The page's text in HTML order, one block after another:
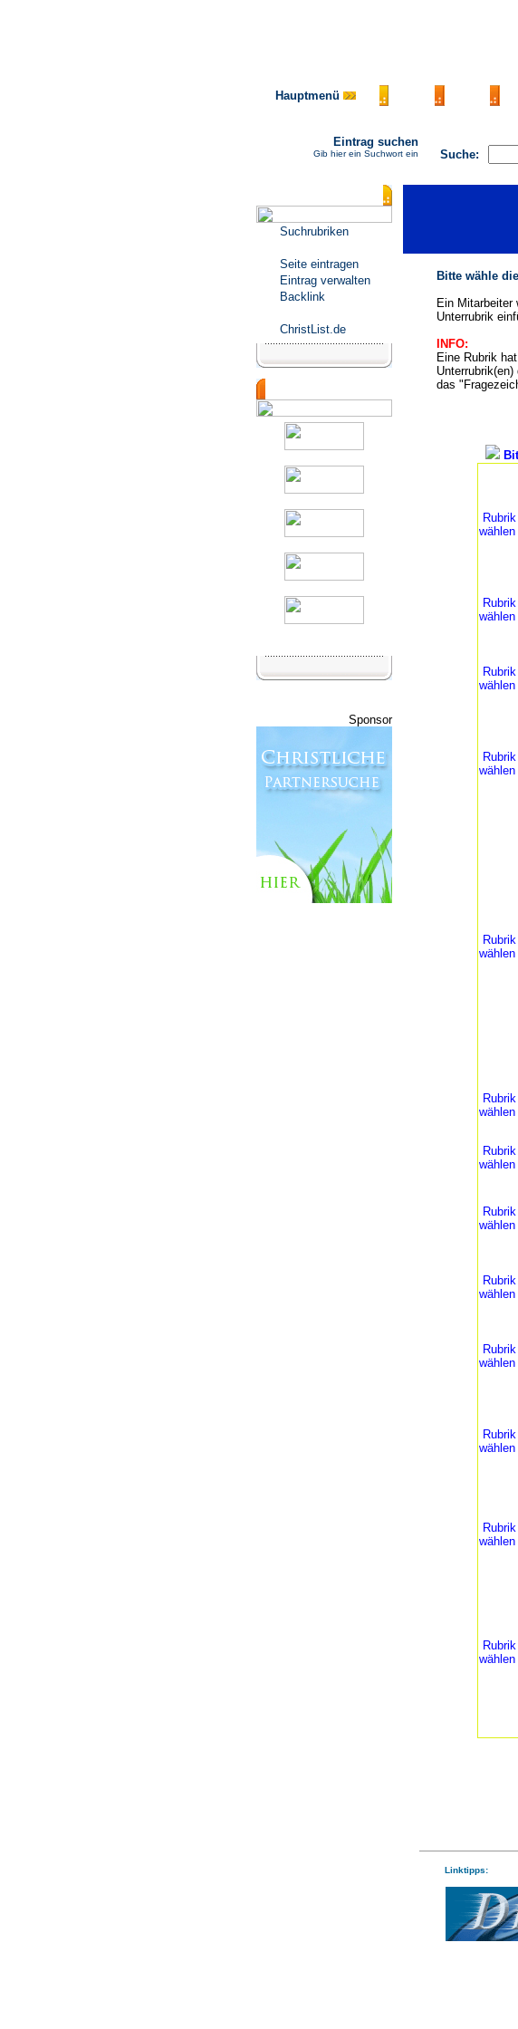
Hauptmenü
Suche:
Eintrag suchen
Gib hier ein Suchwort ein
Suchrubriken
Seite eintragen
Eintrag verwalten
Backlink
ChristList.de
Sponsor
Bitte wähle
Ein Mitarbeiter
Unterrubrik
INFO:
Eine Rubrik
das
Rubrik
wählen
Rubrik
wählen
Rubrik
wählen
Rubrik
wählen
Rubrik
wählen
Rubrik
wählen
Rubrik
wählen
Rubrik
wählen
Rubrik
wählen
Rubrik
wählen
Rubrik
wählen
Rubrik
wählen
Rubrik
wählen
Linktipps: